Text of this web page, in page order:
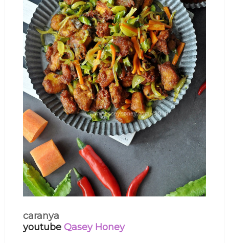
caranya
youtube Qasey Honey